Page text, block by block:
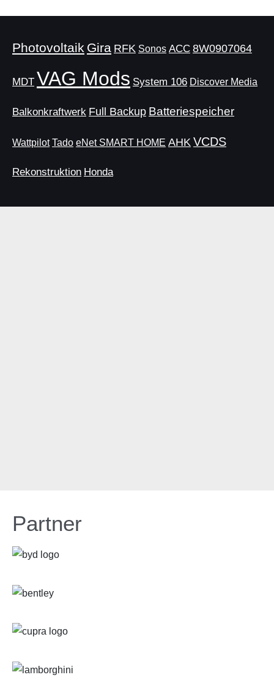
Photovoltaik Gira RFK Sonos ACC 8W0907064
MDT VAG Mods System 106 Discover Media
Balkonkraftwerk Full Backup Batteriespeicher
Wattpilot Tado eNet SMART HOME AHK VCDS
Rekonstruktion Honda
Partner